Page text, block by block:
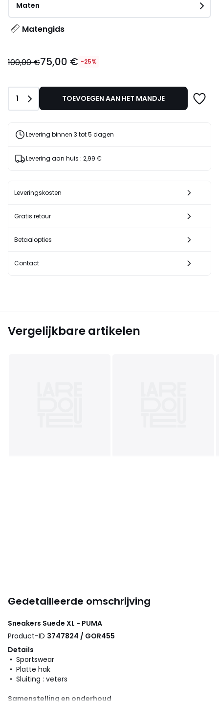
Maten
Matengids
€
100,00
€
korting
toegepast.
100,00 €75,00 € -25%
Aantal
1 TOEVOEGEN AAN HET MANDJE
Levering binnen 3 tot 5 dagen
Levering aan huis : 2,99 €
Leveringskosten
Gratis retour
Betaalopties
Contact
Vergelijkbare artikelen
Gedetailleerde omschrijving
Sneakers Suede XL - PUMA
Product-ID 3747824 / GOR455
Details
• Sportswear
• Platte hak
• Sluiting : veters
Samenstelling en onderhoud